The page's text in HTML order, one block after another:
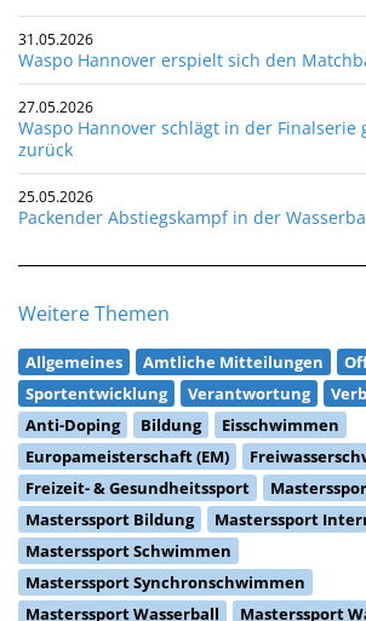
31.05.2026
Waspo Hannover erspielt sich den
27.05.2026
Waspo Hannover schlägt in der Finalserie
zurück
25.05.2026
Packender Abstiegskampf in der
Weitere Themen
Allgemeines Amtliche Mitteilungen
Sportentwicklung
Verantwortung
Anti-Doping
Bildung
Eisschwimmen
Europameisterschaft (EM)
Freizeit- & Gesundheitssport
Masterssport Bildung
Masterssport
Masterssport Schwimmen
Masterssport Synchronschwimmen
Masterssport Wasserball
Masterssport